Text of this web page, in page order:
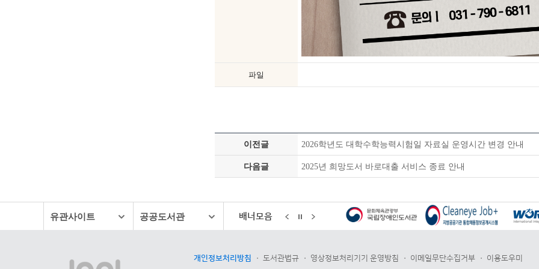
파일
이전글 2026학년도 대학수학능력시험일 자료실 운영시간 변경 안내
다음글 2025년 희망도서 바로대출 서비스 종료 안내
유관사이트 공공도서관 배너모음
개인정보처리방침 도서관법규 영상정보처리기기 운영방침 이메일무단수집거부 이용도우미